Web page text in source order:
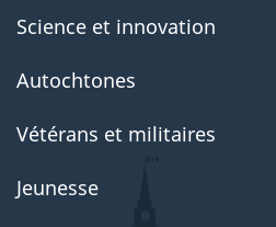
Science et innovation
Autochtones
Vétérans et militaires
Jeunesse